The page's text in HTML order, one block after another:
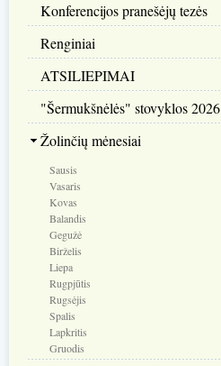
Konferencijos pranešėjų tezės
Renginiai
ATSILIEPIMAI
"Šermukšnėlės" stovyklos 2026
Žolinčių mėnesiai
Sausis
Vasaris
Kovas
Balandis
Gegužė
Birželis
Liepa
Rugpjūtis
Rugsėjis
Spalis
Lapkritis
Gruodis